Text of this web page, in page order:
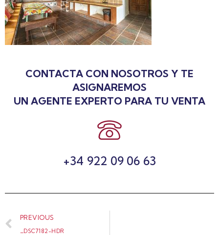
CONTACTA CON NOSOTROS Y TE
ASIGNAREMOS
UN AGENTE EXPERTO PARA TU VENTA
+34 922 09 06 63
PREVIOUS
_DSC7182-HDR